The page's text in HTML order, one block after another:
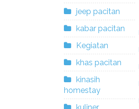
jeep pacitan
kabar pacitan
Kegiatan
khas pacitan
kinasih
homestay